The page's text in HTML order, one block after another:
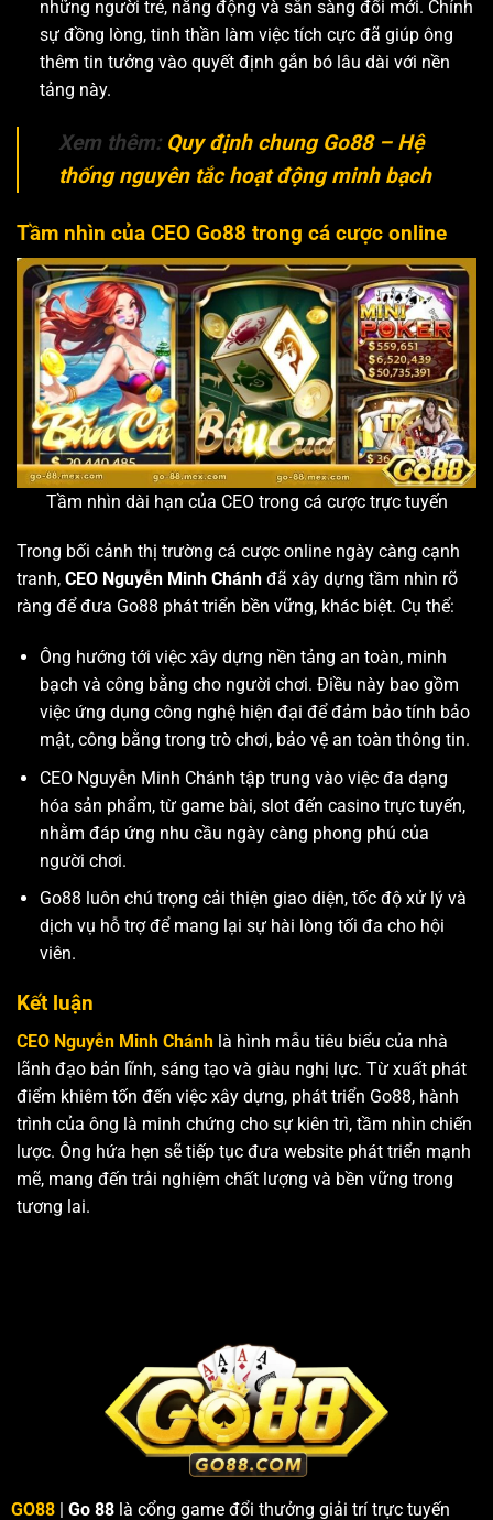
những người trẻ, năng động và sẵn sàng đổi mới. Chính
sự đồng lòng, tinh thần làm việc tích cực đã giúp ông
thêm tin tưởng vào quyết định gắn bó lâu dài với nền
tảng này.
Xem thêm: Quy định chung Go88 – Hệ
thống nguyên tắc hoạt động minh bạch
Tầm nhìn của CEO Go88 trong cá cược online
Tầm nhìn dài hạn của CEO trong cá cược trực tuyến
Trong bối cảnh thị trường cá cược online ngày càng cạnh
tranh, CEO Nguyễn Minh Chánh đã xây dựng tầm nhìn rõ
ràng để đưa Go88 phát triển bền vững, khác biệt. Cụ thể:
Ông hướng tới việc xây dựng nền tảng an toàn, minh
bạch và công bằng cho người chơi. Điều này bao gồm
việc ứng dụng công nghệ hiện đại để đảm bảo tính bảo
mật, công bằng trong trò chơi, bảo vệ an toàn thông tin.
CEO Nguyễn Minh Chánh tập trung vào việc đa dạng
hóa sản phẩm, từ game bài, slot đến casino trực tuyến,
nhằm đáp ứng nhu cầu ngày càng phong phú của
người chơi.
Go88 luôn chú trọng cải thiện giao diện, tốc độ xử lý và
dịch vụ hỗ trợ để mang lại sự hài lòng tối đa cho hội
viên.
Kết luận
CEO Nguyễn Minh Chánh là hình mẫu tiêu biểu của nhà
lãnh đạo bản lĩnh, sáng tạo và giàu nghị lực. Từ xuất phát
điểm khiêm tốn đến việc xây dựng, phát triển Go88, hành
trình của ông là minh chứng cho sự kiên trì, tầm nhìn chiến
lược. Ông hứa hẹn sẽ tiếp tục đưa website phát triển mạnh
mẽ, mang đến trải nghiệm chất lượng và bền vững trong
tương lai.
GO88| Go 88là cổng game đổi thưởng giải trí trực tuyến